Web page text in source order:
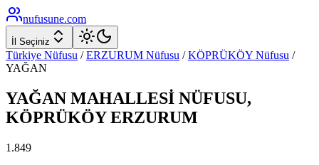
nufusune.com
İl Seçiniz
Türkiye Nüfusu / ERZURUM Nüfusu / KÖPRÜKÖY Nüfusu /
YAĞAN
YAĞAN MAHALLESİ NÜFUSU,
KÖPRÜKÖY ERZURUM
1.849